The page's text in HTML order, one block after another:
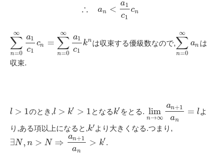
∴ an <
a1
c1
cn
∑
n=0
∞ a1
c1
cn = ∑
n=0
∞ a1
c1
knは収束する優級数なので, ∑
n=0
∞
an は
収束.
l > 1のとき,l > k′ > 1 となるk′をとる. lim
n→∞
an+1
an
= lよ
り,ある項以上になると,k′より大きくなる.つまり,
∃N , n > N ⇒
an+1
an
> k′.